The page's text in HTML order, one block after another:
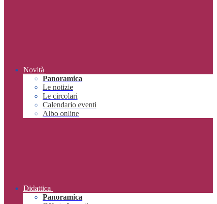
Novità
Panoramica
Le notizie
Le circolari
Calendario eventi
Albo online
Didattica
Panoramica